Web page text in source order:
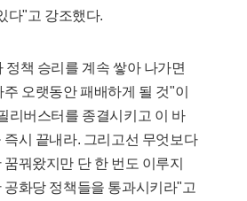
다"고 강조했다.
정책 승리를 계속 쌓아 나가면
오랫동안 패배하게 될 것"이
리버스터를 종결시키고 이 바
즉시 끝내라. 그리고선 무엇보다
꿔왔지만 단 한 번도 이루지
공화당 정책들을 통과시키라"고